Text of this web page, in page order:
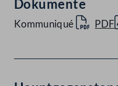
Dokumente
Kommuniqué PDF